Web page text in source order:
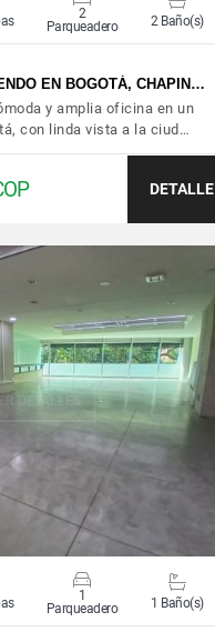
2
Parqueadero
2 Baño(s)
EN BOGOTÁ, CHAPIN…
y amplia oficina en un
con linda vista a la ciud…
DETALLE
DETALLES
1
Parqueadero
1 Baño(s)